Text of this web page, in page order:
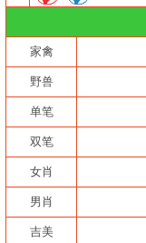
家禽
野兽
单笔
双笔
女肖
男肖
吉美